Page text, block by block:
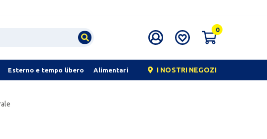
0
Esterno e tempo libero Alimentari I NOSTRI NEGOZI